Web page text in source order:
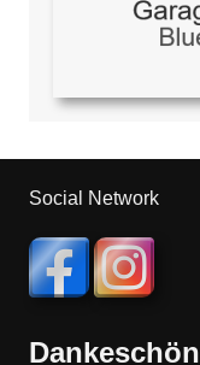
Social Network
Dankeschön